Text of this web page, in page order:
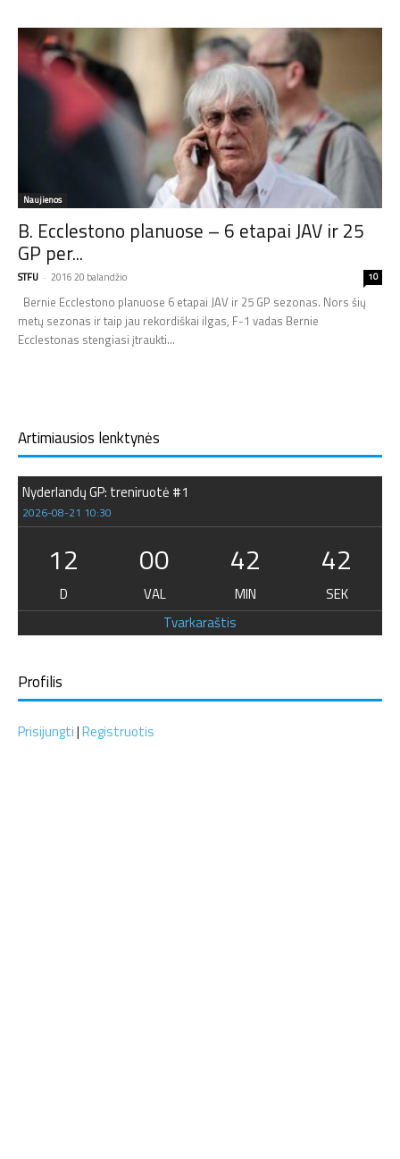
Naujienos
B. Ecclestono planuose – 6 etapai JAV ir 25
GP per...
STFU - 2016 20 balandžio 10
Bernie Ecclestono planuose 6 etapai JAV ir 25 GP sezonas. Nors šių
metų sezonas ir taip jau rekordiškai ilgas, F-1 vadas Bernie
Ecclestonas stengiasi įtraukti...
Artimiausios lenktynės
Nyderlandų GP: treniruotė #1
2026-08-21 10:30
12
D
00
VAL
42
MIN
41
SEK
Tvarkaraštis
Profilis
Prisijungti|Registruotis